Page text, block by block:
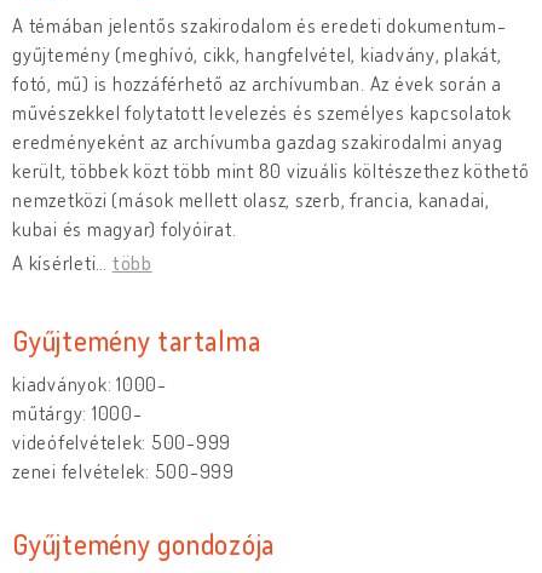
A témában jelentős szakirodalom és eredeti dokumentum-
gyűjtemény (meghívó, cikk, hangfelvétel, kiadvány, plakát,
fotó, mű) is hozzáférhető az archívumban. Az évek során a
művészekkel folytatott levelezés és személyes kapcsolatok
eredményeként az archívumba gazdag szakirodalmi anyag
került, többek közt több mint 80 vizuális költészethez köthető
nemzetközi (mások mellett olasz, szerb, francia, kanadai,
kubai és magyar) folyóirat.
A kísérleti
több
Gyűjtemény tartalma
kiadványok: 1000-
műtárgy: 1000-
videófelvételek: 500-999
zenei felvételek: 500-999
Gyűjtemény gondozója